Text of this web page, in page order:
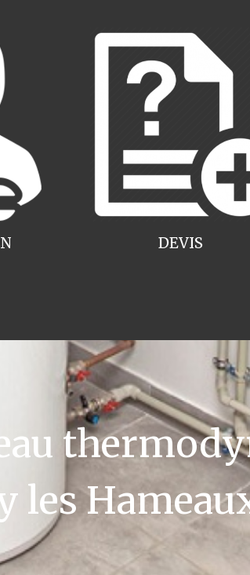
DEVIS
les